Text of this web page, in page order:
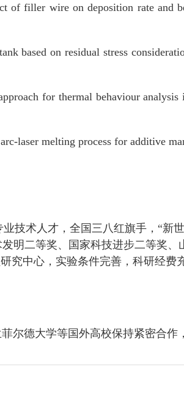
filler wire on deposition rate and
based on residual stress
for thermal behaviour analysis
laser melting process for additive
技术人才，全国三八红旗手，“新
明二等奖、国家科技进步二等奖、
究中心，实验条件完善，科研经费
尔德大学等国外高校保持紧密合作